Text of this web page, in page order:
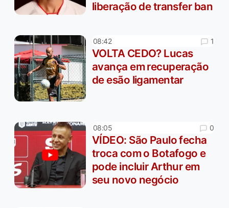
liberação de transfer ban
08:42 1
VOLTA CEDO? Lucas
avança em recuperação
de esão ligamentar
08:05 0
VÍDEO: São Paulo fecha
troca com o Botafogo e
pode incluir Arthur em
seu novo negócio